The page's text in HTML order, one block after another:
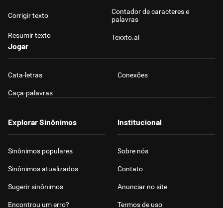
Corrigir texto
Resumir texto
Contador de caracteres e
palavras
Texxto.ai
Jogar
Cata-letras Conexões
Caça-palavras
Explorar Sinônimos
Sinônimos populares
Sinônimos atualizados
Sugerir sinônimos
Encontrou um erro?
Institucional
Sobre nós
Contato
Anunciar no site
Termos de uso